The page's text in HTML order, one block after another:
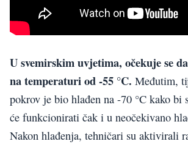
U svemirskim uvjetima, očekuje se
na temperaturi od -55 °C. Međutim,
pokrov je bio hlađen na -70 °C kako bi
će funkcionirati čak i u neočekivano
Nakon hlađenja, tehničari su aktivirali